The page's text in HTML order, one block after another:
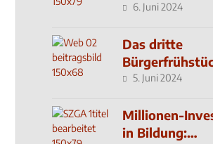
6. Juni 2024
Das dritte
5. Juni 2024
Millionen-
in Bildung: